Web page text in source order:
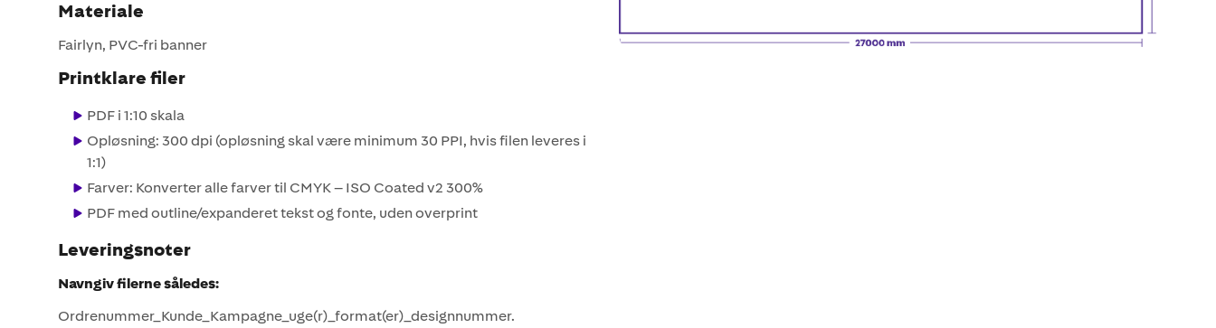
Materiale
Fairlyn, PVC-fri banner
Printklare filer
PDF i 1:10 skala
Opløsning: 300 dpi (opløsning skal være minimum 30 PPI, hvis filen leveres i
1:1)
Farver: Konverter alle farver til CMYK – ISO Coated v2 300%
PDF med outline/expanderet tekst og fonte, uden overprint
Leveringsnoter
Navngiv filerne således:
Ordrenummer_Kunde_Kampagne_uge(r)_format(er)_designnummer.